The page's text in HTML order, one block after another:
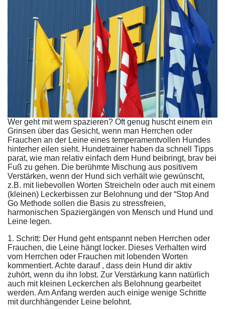
Wer geht mit wem spazieren? Oft genug huscht einem ein
Grinsen über das Gesicht, wenn man Herrchen oder
Frauchen an der Leine eines temperamentvollen Hundes
hinterher eilen sieht. Hundetrainer haben da schnell Tipps
parat, wie man relativ einfach dem Hund beibringt, brav bei
Fuß zu gehen. Die berühmte Mischung aus positivem
Verstärken, wenn der Hund sich verhält wie gewünscht,
z.B. mit liebevollen Worten Streicheln oder auch mit einem
(kleinen) Leckerbissen zur Belohnung und der “Stop And
Go Methode sollen die Basis zu stressfreien,
harmonischen Spaziergängen von Mensch und Hund und
Leine legen.
1. Schritt: Der Hund geht entspannt neben Herrchen oder
Frauchen, die Leine hängt locker. Dieses Verhalten wird
vom Herrchen oder Frauchen mit lobenden Worten
kommentiert. Achte darauf , dass dein Hund dir aktiv
zuhört, wenn du ihn lobst. Zur Verstärkung kann natürlich
auch mit kleinen Leckerchen als Belohnung gearbeitet
werden. Am Anfang werden auch einige wenige Schritte
mit durchhängender Leine belohnt.